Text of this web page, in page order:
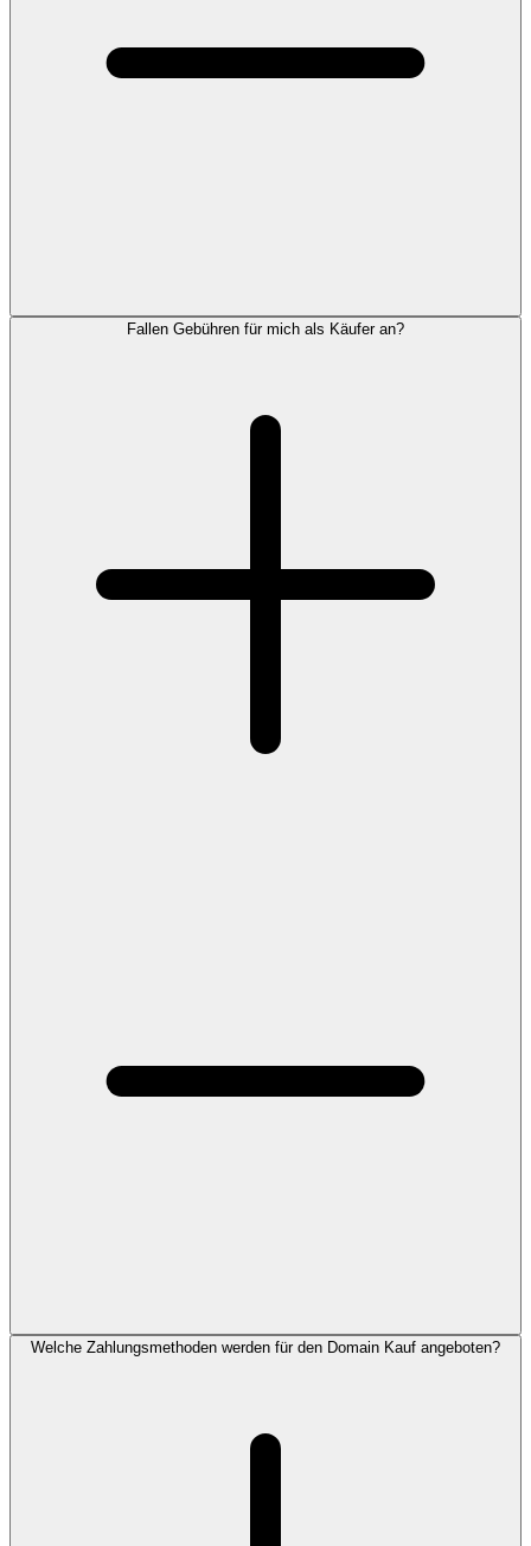
Fallen Gebühren für mich als Käufer an?
Welche Zahlungsmethoden werden für den Domain Kauf angeboten?